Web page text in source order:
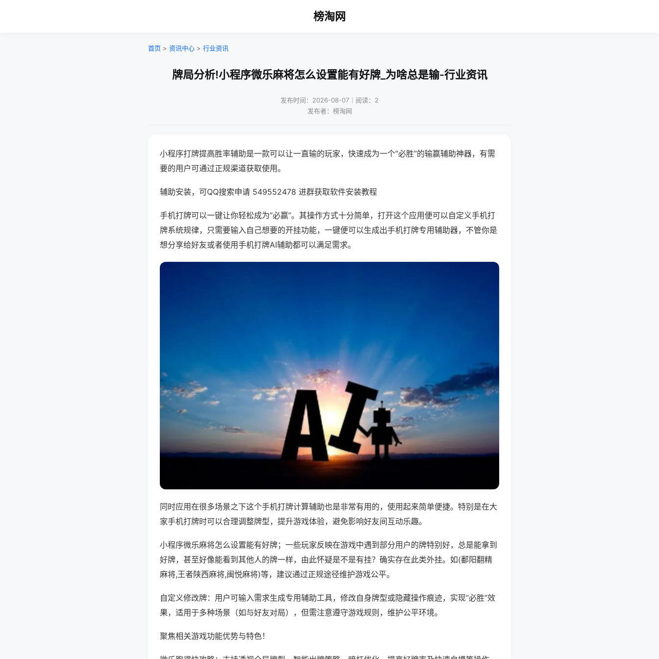
榜淘网
首页 > 资讯中心 > 行业资讯
牌局分析!小程序微乐麻将怎么设置能有好牌_为啥总是输-行业资讯
发布时间：2026-08-07｜阅读：2
发布者：榜淘网
小程序打牌提高胜率辅助是一款可以让一直输的玩家，快速成为一个“必胜”的输赢辅助神器，有需
要的用户可通过正规渠道获取使用。
辅助安装，可QQ搜索申请 549552478 进群获取软件安装教程
手机打牌可以一键让你轻松成为“必赢”。其操作方式十分简单，打开这个应用便可以自定义手机打
牌系统规律，只需要输入自己想要的开挂功能，一键便可以生成出手机打牌专用辅助器，不管你是
想分享给好友或者使用手机打牌AI辅助都可以满足需求。
同时应用在很多场景之下这个手机打牌计算辅助也是非常有用的，使用起来简单便捷。特别是在大
家手机打牌时可以合理调整牌型，提升游戏体验，避免影响好友间互动乐趣。
小程序微乐麻将怎么设置能有好牌；一些玩家反映在游戏中遇到部分用户的牌特别好，总是能拿到
好牌，甚至好像能看到其他人的牌一样，由此怀疑是不是有挂？确实存在此类外挂。如(鄱阳翻精
麻将,王者陕西麻将,闽悦麻将)等，建议通过正规途径维护游戏公平。
自定义修改牌：用户可输入需求生成专用辅助工具，修改自身牌型或隐藏操作痕迹，实现“必胜”效
果，适用于多种场景（如与好友对局），但需注意遵守游戏规则，维护公平环境。
聚焦相关游戏功能优势与特色！